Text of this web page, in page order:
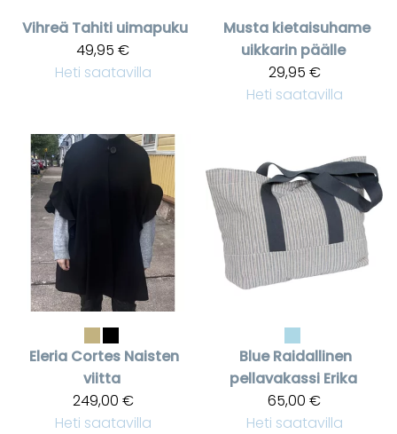
Vihreä Tahiti uimapuku
49,95 €
Heti saatavilla
Musta kietaisuhame
uikkarin päälle
29,95 €
Heti saatavilla
Eleria Cortes Naisten
viitta
249,00 €
Heti saatavilla
Blue Raidallinen
pellavakassi Erika
65,00 €
Heti saatavilla